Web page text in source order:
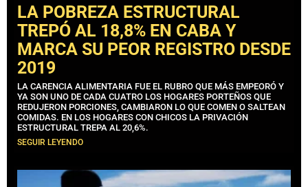
LA POBREZA ESTRUCTURAL
TREPÓ AL 18,8% EN CABA Y
MARCA SU PEOR REGISTRO DESDE
2019
LA CARENCIA ALIMENTARIA FUE EL RUBRO QUE MÁS EMPEORÓ Y
YA SON UNO DE CADA CUATRO LOS HOGARES PORTEÑOS QUE
REDUJERON PORCIONES, CAMBIARON LO QUE COMEN O SALTEAN
COMIDAS. EN LOS HOGARES CON CHICOS LA PRIVACIÓN
ESTRUCTURAL TREPA AL 20,6%.
SEGUIR LEYENDO